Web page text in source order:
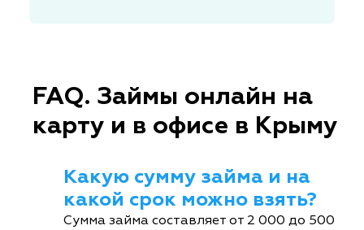
FAQ. Займы онлайн на
карту и в офисе в Крыму
Какую сумму займа и на
какой срок можно взять?
Сумма займа составляет от 2 000 до 500